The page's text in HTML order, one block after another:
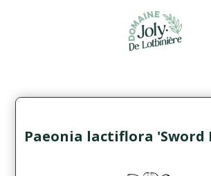
Paeonia lactiflora 'Sword